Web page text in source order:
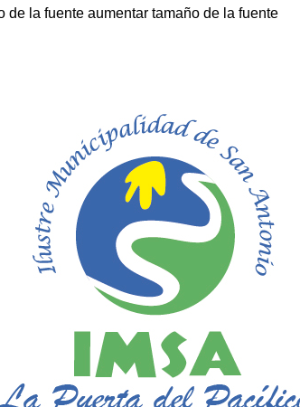
de la fuente aumentar tamaño de la fuente